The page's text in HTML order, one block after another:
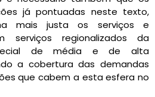
já pontuadas neste texto,
mais justa os serviços e
serviços regionalizados da
de média e de alta
a cobertura das demandas
que cabem a esta esfera no